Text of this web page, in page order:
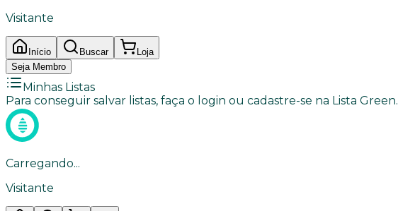
Visitante
Início Buscar
Loja
Seja Membro
Minhas Listas
Para conseguir salvar listas, faça o login ou cadastre-se na Lista Green.
Carregando...
Visitante